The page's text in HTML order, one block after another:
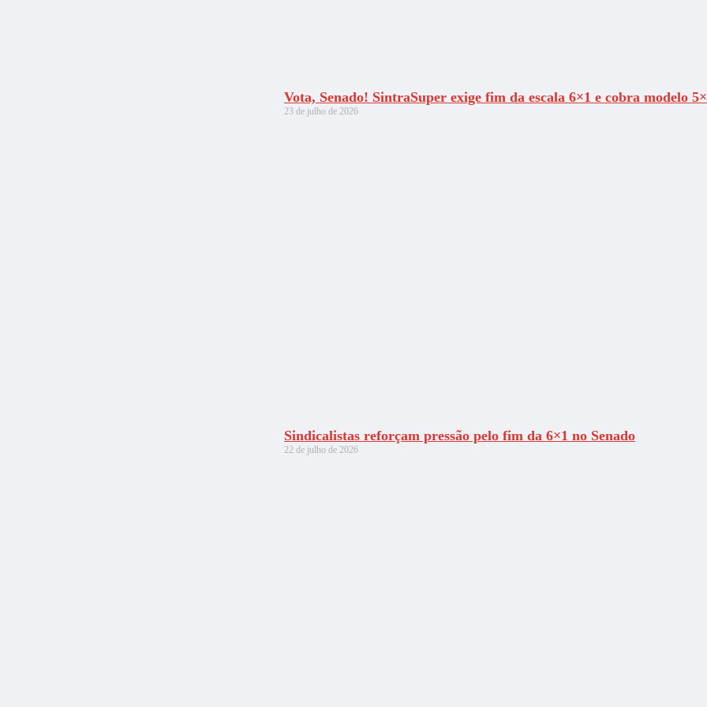
Vota, Senado! SintraSuper exige fim da escala 6×1 e cobra modelo
23 de julho de 2026
Sindicalistas reforçam pressão pelo fim da 6×1 no Senado
22 de julho de 2026